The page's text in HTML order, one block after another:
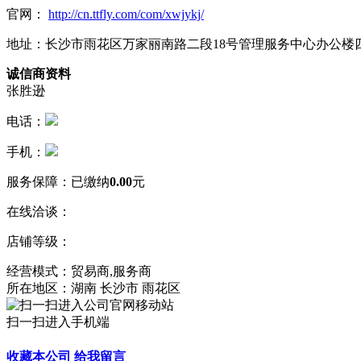
官网： http://cn.ttfly.com/com/xwjykj/
地址：长沙市雨花区万家丽南路二段18号管理服务中心办公楼
诚信商资料
张胜逊
电话：
手机：
服务保障： 已缴纳0.00元
在线洽谈：
店铺等级：
经营模式：贸易商,服务商
所在地区：湖南 长沙市 雨花区
扫一扫进入手机端
收藏本公司 给我留言